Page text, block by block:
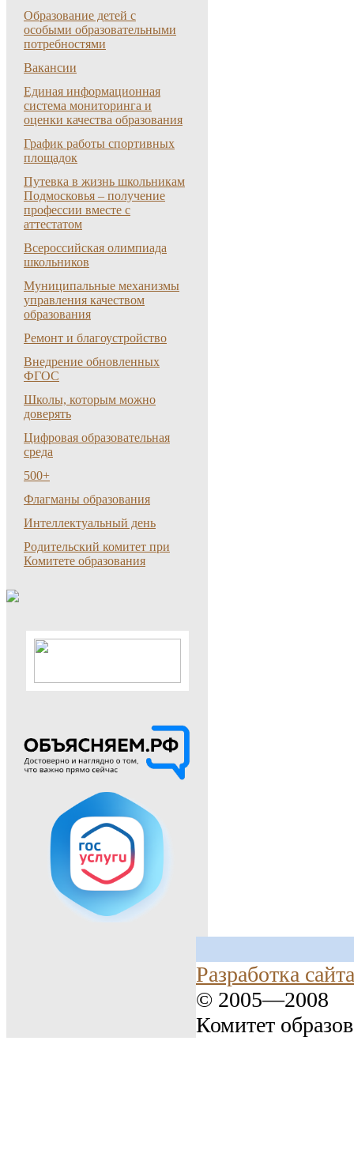
Образование детей с
особыми образовательными
потребностями
Вакансии
Единая информационная
система мониторинга и
оценки качества образования
График работы спортивных
площадок
Путевка в жизнь школьникам
Подмосковья – получение
профессии вместе с
аттестатом
Всероссийская олимпиада
школьников
Муниципальные механизмы
управления качеством
образования
Ремонт и благоустройство
Внедрение обновленных
ФГОС
Школы, которым можно
доверять
Цифровая образовательная
среда
500+
Флагманы образования
Интеллектуальный день
Родительский комитет при
Комитете образования
Разработка сайта
© 2005—2008
Комитет